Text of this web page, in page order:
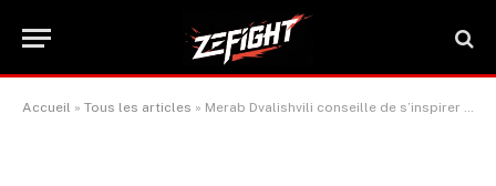
Accueil » Tous les articles » Merab Dvalishvili conseille de s’inspirer de Pedro Munhoz face à O’Malley